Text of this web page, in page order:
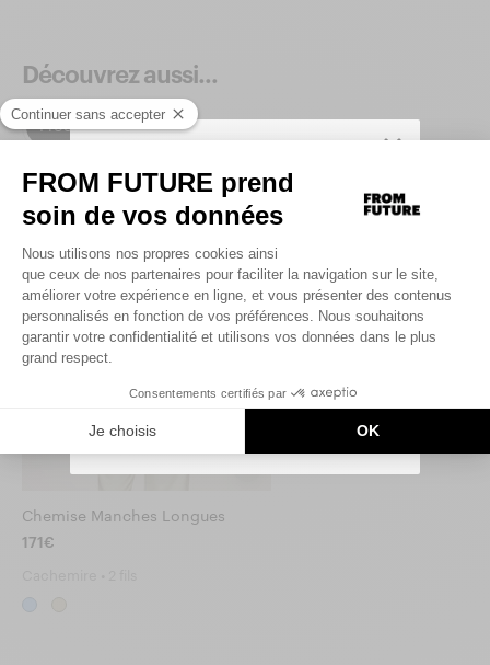
Découvrez aussi...
Produits similaires
Chemise Manches Longues
171€
SIGN UP TO UNLOCK YOUR PERSONAL
CODE ANDGET 10% OFF YOUR FIRST
Saisir votre adresse e-mail